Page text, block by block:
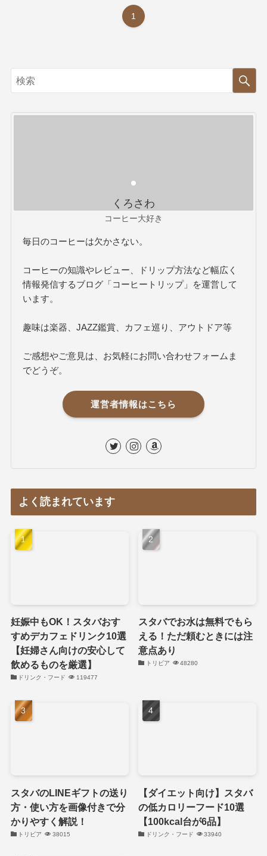
1
くろさわ
コーヒー大好き
毎日のコーヒーは欠かさない。
コーヒーの知識やレビュー、ドリップ方法など幅広く
情報発信するブログ「コーヒートリップ」を運営して
います。
趣味は楽器、JAZZ鑑賞、カフェ巡り、アウトドア等
ご感想やご意見は、お気軽にお問い合わせフォームま
でどうぞ。
運営者情報はこちら
よく読まれています
妊娠中もOK！スタバおす
すめデカフェドリンク10選
【妊婦さん向けの安心して
飲めるものを厳選】
ドリンク・フード 119477
スタバでお水は無料でもら
える！ただ頼むときには注
意点あり
トリビア 48280
スタバのLINEギフトの送り
方・使い方を画像付きで分
かりやすく解説！
トリビア 38015
【ダイエット向け】スタバ
の低カロリーフード10選
【100kcal台が6品】
ドリンク・フード 33940